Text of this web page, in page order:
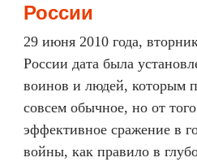
России
29 июня 2010 года,
России дата была
воинов и людей, которым
совсем обычное, но от
эффективное сражение в
войны, как правило в